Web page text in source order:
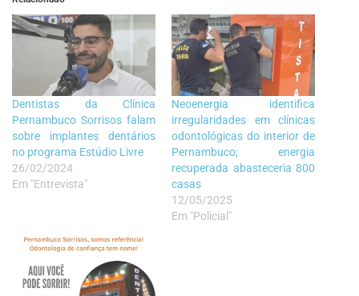
Dentistas da Clínica
Pernambuco Sorrisos falam
sobre implantes dentários
no programa Estúdio Livre
26/02/2024
Em "Entrevista"
Neoenergia identifica
irregularidades em clínicas
odontológicas do interior de
Pernambuco; energia
recuperada abasteceria 800
casas
12/05/2025
Em "Policial"